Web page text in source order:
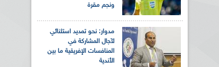
ونجم مقرة
مدوار: نحو تمديد استثنائي
لآجال المشاركة في
المنافسات الإفريقية ما بين
الأندية